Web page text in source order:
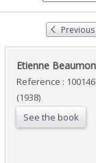
Previous
‎Etienne
Reference :
(1938)
See the book